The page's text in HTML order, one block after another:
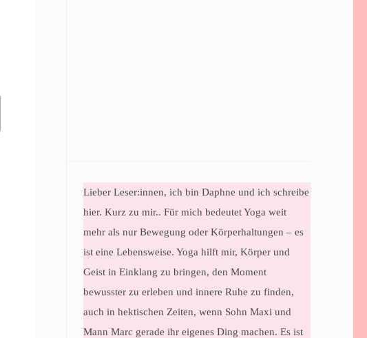
Lieber Leser:innen, ich bin Daphne und ich schreibe
hier. Kurz zu mir.. Für mich bedeutet Yoga weit
mehr als nur Bewegung oder Körperhaltungen – es
ist eine Lebensweise. Yoga hilft mir, Körper und
Geist in Einklang zu bringen, den Moment
bewusster zu erleben und innere Ruhe zu finden,
auch in hektischen Zeiten, wenn Sohn Maxi und
Mann Marc gerade ihr eigenes Ding machen. Es ist